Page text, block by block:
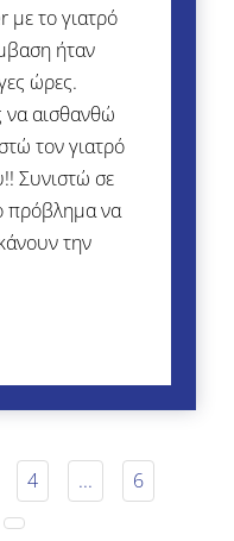
με το γιατρό
ήταν
ώρες.
αισθανθώ
τον γιατρό
Συνιστώ σε
πρόβλημα να
την
4 ...
6